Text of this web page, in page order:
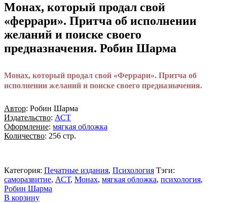
Монах, который продал свой
«феррари». Притча об исполнении
желаний и поиске своего
предназначения. Робин Шарма
Монах, который продал свой «Феррари». Притча об
исполнении желаний и поиске своего предназначения.
Автор: Робин Шарма
Издательство: АСТ
Оформление: мягкая обложка
Количество: 256 стр.
Категория: Печатные издания, Психология Тэги:
cаморазвитие, АСТ, Монах, мягкая обложка, психология,
Робин Шарма
В корзину